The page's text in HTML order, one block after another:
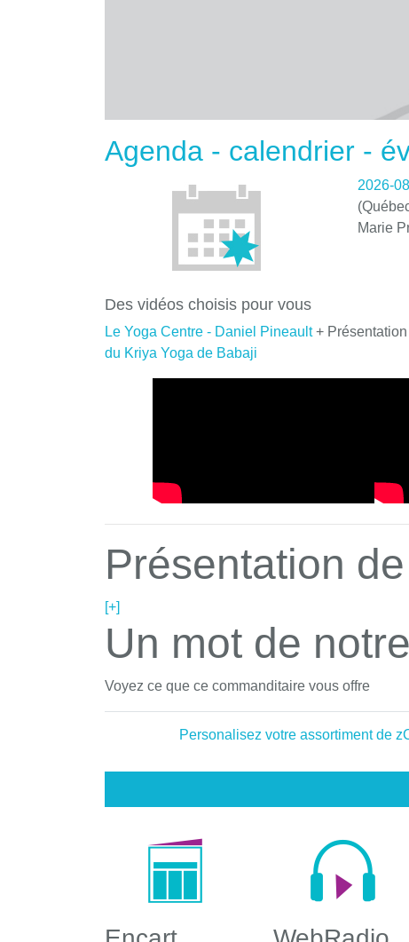
Agenda - calendrier -
2026-
Marie
Des vidéos choisis pour vous
Le Yoga Centre - Daniel Pineault+ Présentation
du Kriya Yoga de Babaji
Présentation
[+]
Un mot de
Voyez ce que ce commanditaire vous offre
Personalisez votre assortiment de